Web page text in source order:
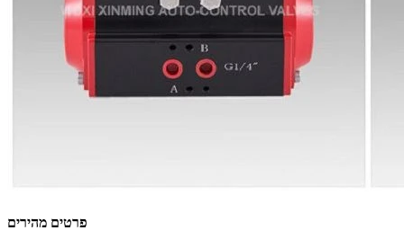
פרטים מהירים